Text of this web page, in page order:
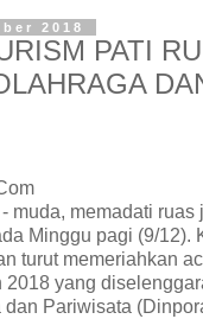
2018
PATI
muda, memadati ruas
Minggu pagi (9/12).
turut memeriahkan
2018 yang
dan Pariwisata